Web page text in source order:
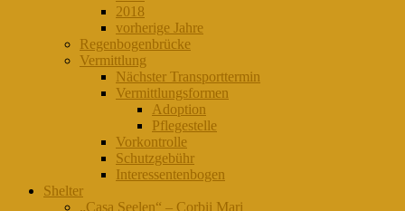
2018
vorherige Jahre
Regenbogenbrücke
Vermittlung
Nächster Transporttermin
Vermittlungsformen
Adoption
Pflegestelle
Vorkontrolle
Schutzgebühr
Interessentenbogen
Shelter
„Casa Seelen“ – Corbii Mari